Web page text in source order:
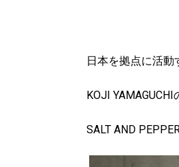
日本を拠点に活動
KOJI
SALT AND